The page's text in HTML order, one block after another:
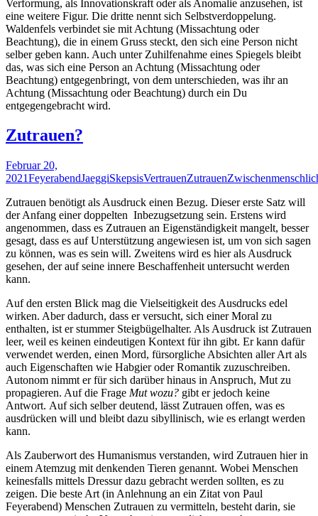
Verformung, als Innovationskraft oder als Anomalie anzusehen, ist
eine weitere Figur. Die dritte nennt sich Selbstverdoppelung.
Waldenfels verbindet sie mit Achtung (Missachtung oder
Beachtung), die in einem Gruss steckt, den sich eine Person nicht
selber geben kann. Auch unter Zuhilfenahme eines Spiegels bleibt
das, was sich eine Person an Achtung (Missachtung oder
Beachtung) entgegenbringt, von dem unterschieden, was ihr an
Achtung (Missachtung oder Beachtung) durch ein Du
entgegengebracht wird.
Zutrauen?
Februar 20,
2021FeyerabendJaeggiSkepsisVertrauenZutrauen
Zutrauen benötigt als Ausdruck einen Bezug. Dieser erste Satz will
der Anfang einer doppelten Inbezugsetzung sein. Erstens wird
angenommen, dass es Zutrauen an Eigenständigkeit mangelt, besser
gesagt, dass es auf Unterstützung angewiesen ist, um von sich sagen
zu können, was es sein will. Zweitens wird es hier als Ausdruck
gesehen, der auf seine innere Beschaffenheit untersucht werden
kann.
Auf den ersten Blick mag die Vielseitigkeit des Ausdrucks edel
wirken. Aber dadurch, dass er versucht, sich einer Moral zu
enthalten, ist er stummer Steigbügelhalter. Als Ausdruck ist Zutrauen
leer, weil es keinen eindeutigen Kontext für ihn gibt. Er kann dafür
verwendet werden, einen Mord, fürsorgliche Absichten aller Art als
auch Eigenschaften wie Habgier oder Romantik zuzuschreiben.
Autonom nimmt er für sich darüber hinaus in Anspruch, Mut zu
propagieren. Auf die Frage Mut wozu? gibt er jedoch keine
Antwort. Auf sich selber deutend, lässt Zutrauen offen, was es
ausdrücken will und bleibt dazu sibyllinisch, wie es erlangt werden
kann.
Als Zauberwort des Humanismus verstanden, wird Zutrauen hier in
einem Atemzug mit denkenden Tieren genannt. Wobei Menschen
keinesfalls mittels Dressur dazu gebracht werden sollten, es zu
zeigen. Die beste Art (in Anlehnung an ein Zitat von Paul
Feyerabend) Menschen Zutrauen zu vermitteln, besteht darin, sie